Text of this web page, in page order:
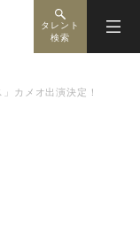
タレント
検索
カメオ出演決定！